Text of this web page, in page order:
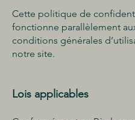
Cette politique de
fonctionne parallèlement
conditions générales
notre site.
Lois applicables